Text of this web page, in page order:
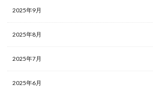
2025年9月
2025年8月
2025年7月
2025年6月